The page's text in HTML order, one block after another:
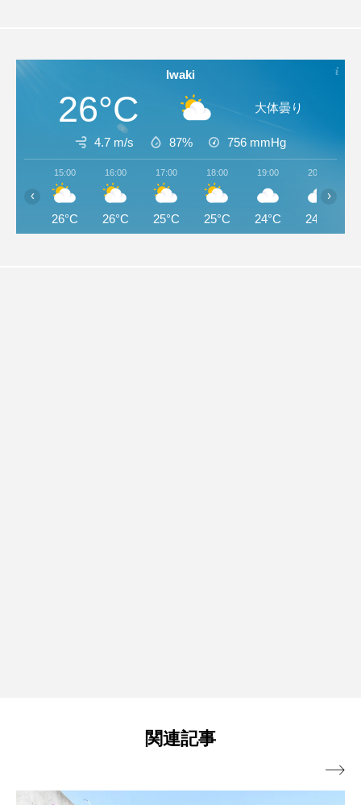
Iwaki
26°C 大体曇り
4.7 m/s 87% 756 mmHg
15:00
26°C
16:00
26°C
17:00
25°C
18:00
25°C
19:00
24°C
20:00
24°C
‹ ›
関連記事
